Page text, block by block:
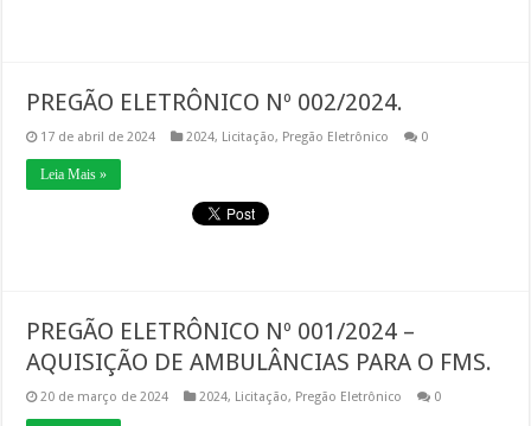
PREGÃO ELETRÔNICO Nº 002/2024.
17 de abril de 2024 2024, Licitação, Pregão Eletrônico 0
Leia Mais »
PREGÃO ELETRÔNICO Nº 001/2024 –
AQUISIÇÃO DE AMBULÂNCIAS PARA O FMS.
20 de março de 2024 2024, Licitação, Pregão Eletrônico 0